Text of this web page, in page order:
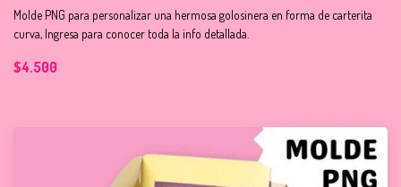
Molde PNG para personalizar una hermosa golosinera en forma de carterita
curva, Ingresa para conocer toda la info detallada.
$4.500